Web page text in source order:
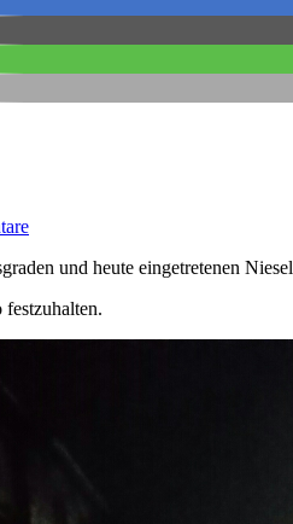
und heute eingetretenen
festzuhalten.